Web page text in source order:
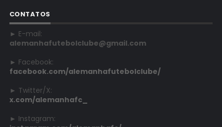
CONTATOS
► E-mail:
alemanhafutebolclube@gmail.com
► Facebook:
facebook.com/alemanhafutebolclube/
► Twitter/X:
x.com/alemanhafc_
► Instagram: